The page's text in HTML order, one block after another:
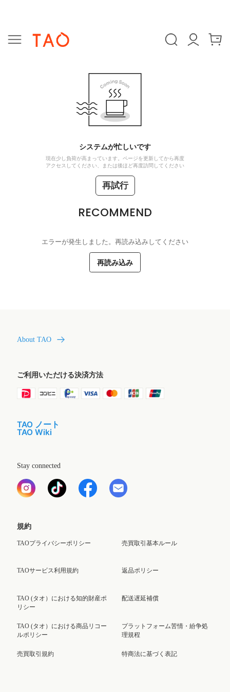
システムが忙しいです
現在少し負荷が高まっています。ページを更新してから再度
アクセスしてください、または後ほど再度訪問してください
再試行
RECOMMEND
エラーが発生しました。再読み込みしてください
再読み込み
About TAO
ご利用いただける決済方法
TAO ノート
TAO Wiki
Stay connected
規約
TAOプライバシーポリシー
TAOサービス利用規約
TAO (タオ）における知的財産ポ
リシー
TAO (タオ）における商品リコー
ルポリシー
売買取引規約
売買取引基本ルール
返品ポリシー
配送遅延補償
プラットフォーム苦情・紛争処
理規程
特商法に基づく表記